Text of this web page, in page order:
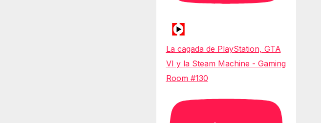
La cagada de PlayStation, GTA
VI y la Steam Machine - Gaming
Room #130